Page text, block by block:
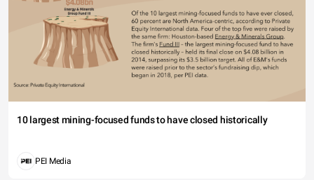
10 largest mining-focused funds to have closed historically
PEI Media